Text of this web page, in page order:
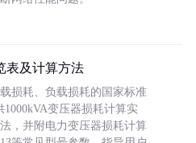
表及计算方法
损耗、负载损耗的国家标准
1000kVA变压器损耗计算实
，并附电力变压器损耗计算